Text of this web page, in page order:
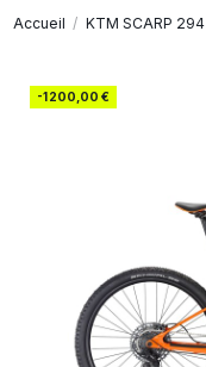
Accueil KTM SCARP 294
-1 200,00 €